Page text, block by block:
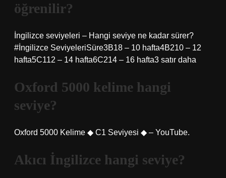
öğrenilir?
İngilizce seviyeleri – Hangi seviye ne kadar sürer?
#İngilizce SeviyeleriSüre3B18 – 10 hafta4B210 – 12
hafta5C112 – 14 hafta6C214 – 16 hafta3 satır daha
Oxford 5000 kelime hangi
seviye?
Oxford 5000 Kelime ◆ C1 Seviyesi ◆ – YouTube.
Akıcı İngilizce hangi seviye?